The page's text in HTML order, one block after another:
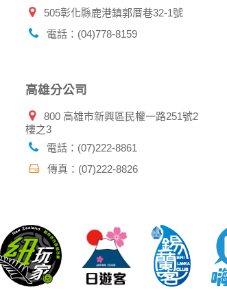
505彰化縣鹿港鎮郭厝巷32-1號
電話：(04)778-8159
高雄分公司
800 高雄市新興區民權一路251號2
樓之3
電話：(07)222-8861
傳真：(07)222-8826